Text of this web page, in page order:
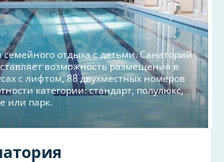
отдыха с детьми. Санаторий
возможность размещения в
с лифтом, 88 двухместных номеров
категории: стандарт, полулюкс,
или парк.